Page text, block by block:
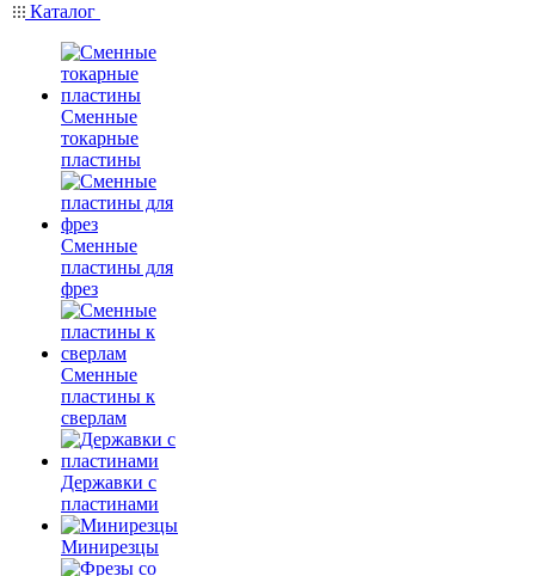
Каталог
Сменные
токарные
пластины
Сменные
пластины для
фрез
Сменные
пластины к
сверлам
Державки с
пластинами
Минирезцы